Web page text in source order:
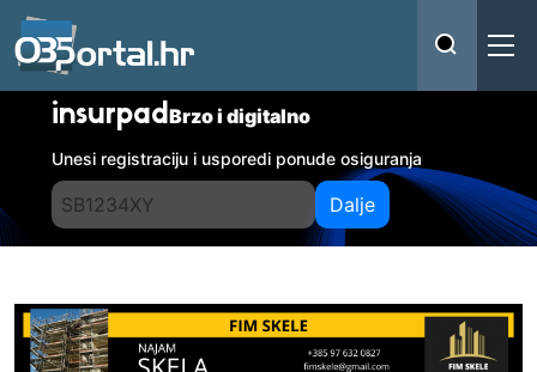
insurpadBrzo i digitalno
Unesi registraciju i usporedi ponude osiguranja
Dalje